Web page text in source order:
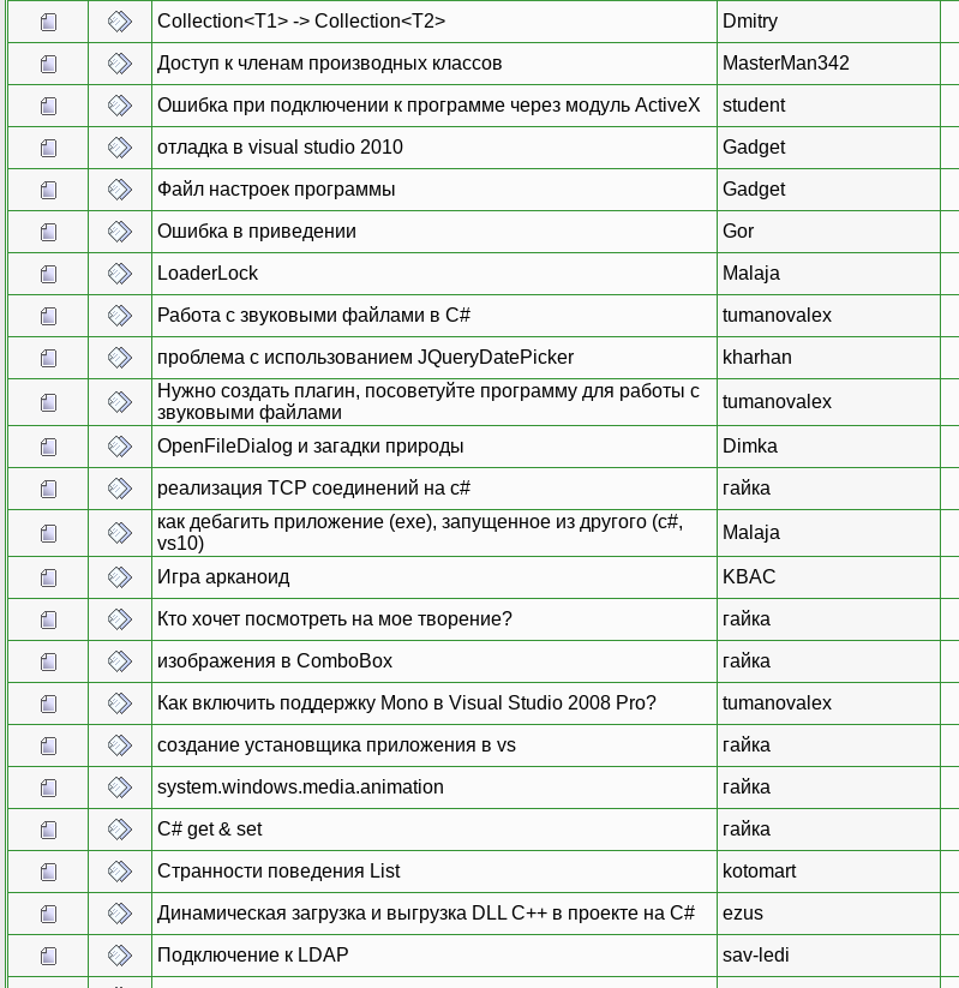
Collection<T1> -> Collection<T2> Dmitry
Доступ к членам производных классов MasterMan342
Ошибка при подключении к программе через модуль ActiveX student
отладка в visual studio 2010 Gadget
Файл настроек программы Gadget
Ошибка в приведении Gor
LoaderLock Malaja
Работа с звуковыми файлами в C# tumanovalex
проблема с использованием JQueryDatePicker kharhan
Нужно создать плагин, посоветуйте программу для работы с
звуковыми файлами
tumanovalex
OpenFileDialog и загадки природы Dimka
реализация TCP соединений на c# гайка
как дебагить приложение (ехе), запущенное из другого (c#,
vs10)
Malaja
Игра арканоид KBAC
Кто хочет посмотреть на мое творение? гайка
изображения в ComboBox гайка
Как включить поддержку Mono в Visual Studio 2008 Pro? tumanovalex
создание установщика приложения в vs гайка
system.windows.media.animation гайка
C# get & set гайка
Странности поведения List kotomart
Динамическая загрузка и выгрузка DLL C++ в проекте на C# ezus
Подключение к LDAP sav-ledi